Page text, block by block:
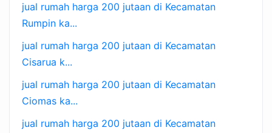
jual rumah harga 200 jutaan di Kecamatan
Rumpin ka...
jual rumah harga 200 jutaan di Kecamatan
Cisarua k...
jual rumah harga 200 jutaan di Kecamatan
Ciomas ka...
jual rumah harga 200 jutaan di Kecamatan